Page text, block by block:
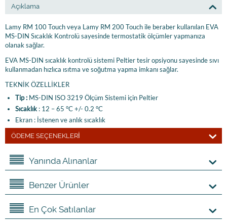
Açıklama
Lamy RM 100 Touch veya Lamy RM 200 Touch ile beraber kullanılan EVA
MS-DIN Sıcaklık Kontrolü sayesinde termostatik ölçümler yapmanıza
olanak sağlar.
EVA MS-DIN sıcaklık kontrolü sistemi Peltier tesir opsiyonu sayesinde sıvı
kullanmadan hızlıca ısıtma ve soğutma yapma imkanı sağlar.
TEKNİK ÖZELLİKLER
Tip : MS-DIN ISO 3219 Ölçüm Sistemi için Peltier
Sıcaklık : 12 – 65 °C +/- 0.2 °C
Ekran : İstenen ve anlık sıcaklık
ÖDEME SEÇENEKLERİ
Yanında Alınanlar
Benzer Ürünler
En Çok Satılanlar